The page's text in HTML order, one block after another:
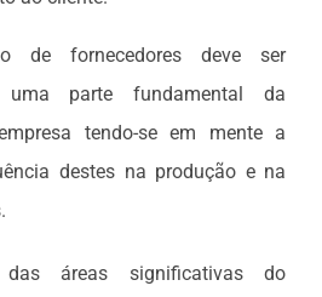
de fornecedores deve ser
uma parte fundamental da
tendo-se em mente a
destes na produção e na
áreas significativas do